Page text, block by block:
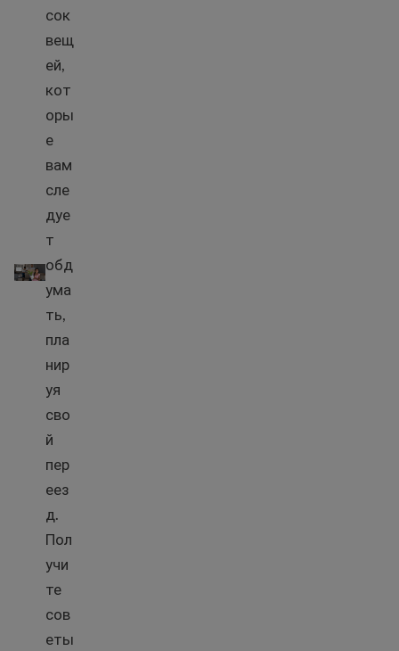
сок
вещ
ей,
кот
оры
е
вам
сле
дуе
т
обд
ума
ть,
пла
нир
уя
сво
й
пер
еез
д.
Пол
учи
те
сов
еты